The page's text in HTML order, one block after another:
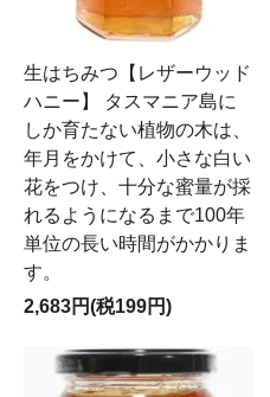
生はちみつ【レザーウッド
ハニー】 タスマニア島に
しか育たない植物の木は、
年月をかけて、小さな白い
花をつけ、十分な蜜量が採
れるようになるまで100年
単位の長い時間がかかりま
す。
2,683円(税199円)